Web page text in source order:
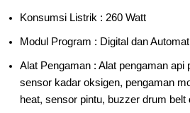
Konsumsi Listrik : 260 Watt
Modul Program : Digital dan
Alat Pengaman : Alat pengaman api
sensor kadar oksigen, pengaman
heat, sensor pintu, buzzer drum belt